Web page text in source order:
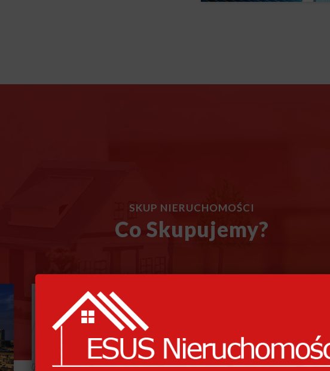
SKUP NIERUCHOMOŚCI
Co Skupujemy?